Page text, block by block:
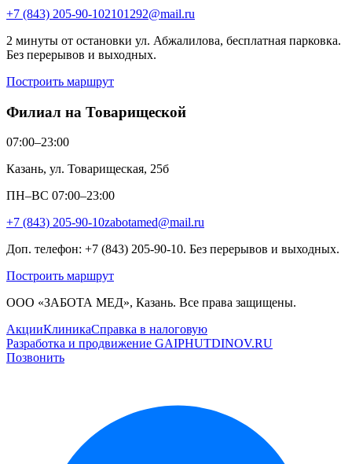
+7 (843) 205-90-102101292@mail.ru
2 минуты от остановки ул. Абжалилова, бесплатная парковка.
Без перерывов и выходных.
Построить маршрут
Филиал на Товарищеской
07:00–23:00
Казань, ул. Товарищеская, 25б
ПН–ВС 07:00–23:00
+7 (843) 205-90-10zabotamed@mail.ru
Доп. телефон: +7 (843) 205-90-10. Без перерывов и выходных.
Построить маршрут
ООО «ЗАБОТА МЕД», Казань. Все права защищены.
АкцииКлиникаСправка в налоговую
Разработка и продвижение GAIPHUTDINOV.RU
Позвонить